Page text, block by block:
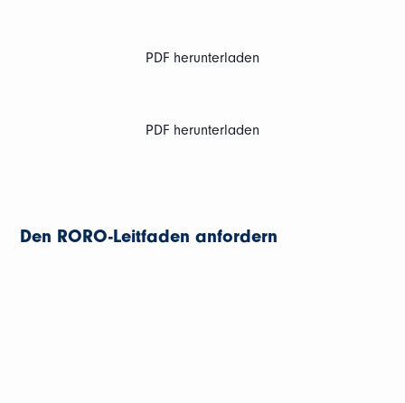
PDF herunterladen
PDF herunterladen
Den RORO-Leitfaden anfordern